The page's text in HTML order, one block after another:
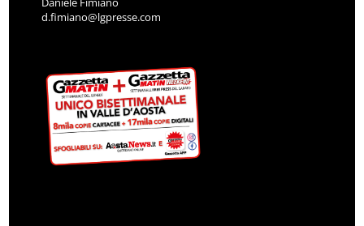
d.fimiano@lgpresse.com